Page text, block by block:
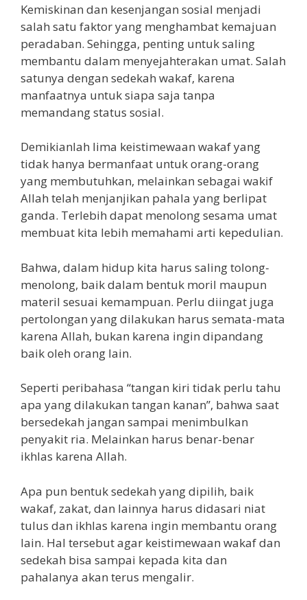
Kemiskinan dan kesenjangan sosial menjadi
salah satu faktor yang menghambat kemajuan
peradaban. Sehingga, penting untuk saling
membantu dalam menyejahterakan umat. Salah
satunya dengan sedekah wakaf, karena
manfaatnya untuk siapa saja tanpa
memandang status sosial.
Demikianlah lima keistimewaan wakaf yang
tidak hanya bermanfaat untuk orang-orang
yang membutuhkan, melainkan sebagai wakif
Allah telah menjanjikan pahala yang berlipat
ganda. Terlebih dapat menolong sesama umat
membuat kita lebih memahami arti kepedulian.
Bahwa, dalam hidup kita harus saling tolong-
menolong, baik dalam bentuk moril maupun
materil sesuai kemampuan. Perlu diingat juga
pertolongan yang dilakukan harus semata-mata
karena Allah, bukan karena ingin dipandang
baik oleh orang lain.
Seperti peribahasa “tangan kiri tidak perlu tahu
apa yang dilakukan tangan kanan”, bahwa saat
bersedekah jangan sampai menimbulkan
penyakit ria. Melainkan harus benar-benar
ikhlas karena Allah.
Apa pun bentuk sedekah yang dipilih, baik
wakaf, zakat, dan lainnya harus didasari niat
tulus dan ikhlas karena ingin membantu orang
lain. Hal tersebut agar keistimewaan wakaf dan
sedekah bisa sampai kepada kita dan
pahalanya akan terus mengalir.